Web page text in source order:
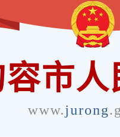
容市人
www.jurong